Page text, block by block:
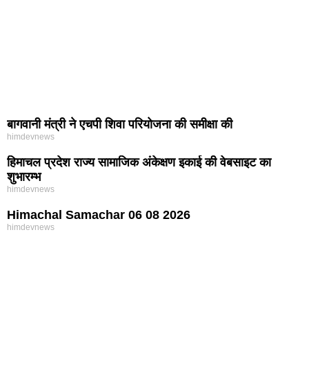
बागवानी मंत्री ने एचपी शिवा परियोजना की समीक्षा की
himdevnews
हिमाचल प्रदेश राज्य सामाजिक अंकेक्षण इकाई की वेबसाइट का
शुभारम्भ
himdevnews
Himachal Samachar 06 08 2026
himdevnews